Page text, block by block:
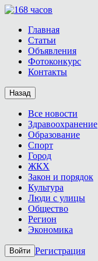
Главная
Статьи
Объявления
Фотоконкурс
Контакты
Назад
Все новости
Здравоохранение
Образование
Спорт
Город
ЖКХ
Закон и порядок
Культура
Люди с улицы
Общество
Регион
Экономика
Войти Регистрация